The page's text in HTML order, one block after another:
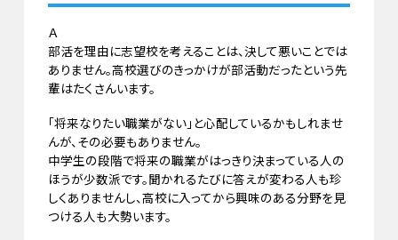
Ａ
部活を理由に志望校を考えることは、決して悪いことでは
ありません。高校選びのきっかけが部活動だったという先
輩はたくさんいます。
「将来なりたい職業がない」と心配しているかもしれませ
んが、その必要もありません。
中学生の段階で将来の職業がはっきり決まっている人の
ほうが少数派です。聞かれるたびに答えが変わる人も珍
しくありませんし、高校に入ってから興味のある分野を見
つける人も大勢います。